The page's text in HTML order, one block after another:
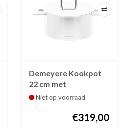
Demeyere Kookpot
22 cm met
dubbelwandig deksel
Niet op voorraad
€319,00